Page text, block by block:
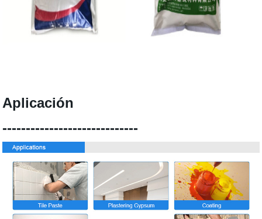
Aplicación
-----------------------------